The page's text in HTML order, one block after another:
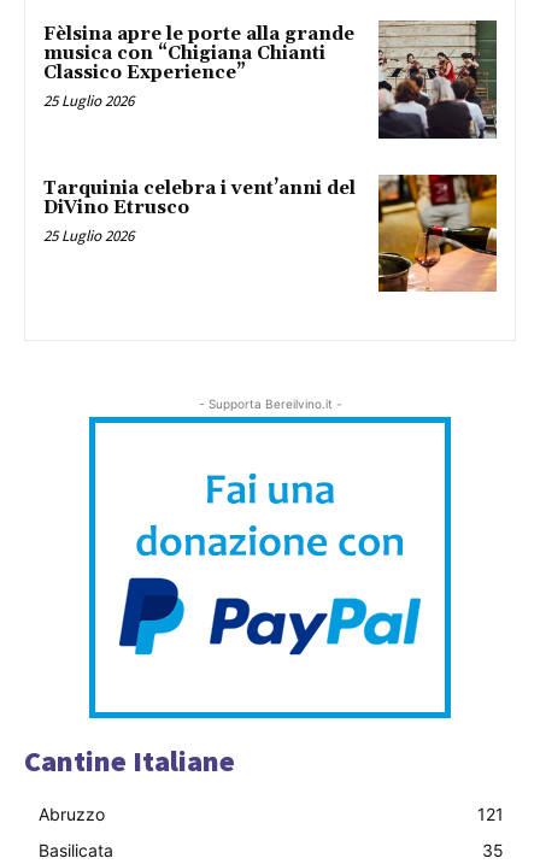
Fèlsina apre le porte alla grande
musica con “Chigiana Chianti
Classico Experience”
25 Luglio 2026
Tarquinia celebra i vent’anni del
DiVino Etrusco
25 Luglio 2026
- Supporta Bereilvino.it -
Cantine Italiane
Abruzzo
121
Basilicata
35